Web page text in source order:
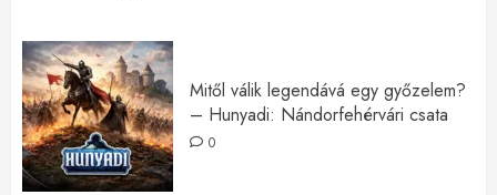
Mitől válik legendává egy győzelem?
– Hunyadi: Nándorfehérvári csata
0